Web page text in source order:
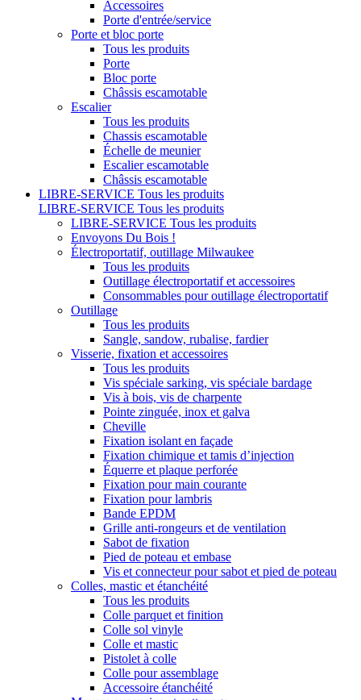
Accessoires
Porte d'entrée/service
Porte et bloc porte
Tous les produits
Porte
Bloc porte
Châssis escamotable
Escalier
Tous les produits
Chassis escamotable
Échelle de meunier
Escalier escamotable
Châssis escamotable
LIBRE-SERVICE Tous les produits
LIBRE-SERVICE Tous les produits
LIBRE-SERVICE Tous les produits
Envoyons Du Bois !
Électroportatif, outillage Milwaukee
Tous les produits
Outillage électroportatif et accessoires
Consommables pour outillage électroportatif
Outillage
Tous les produits
Sangle, sandow, rubalise, fardier
Visserie, fixation et accessoires
Tous les produits
Vis spéciale sarking, vis spéciale bardage
Vis à bois, vis de charpente
Pointe zinguée, inox et galva
Cheville
Fixation isolant en façade
Fixation chimique et tamis d’injection
Équerre et plaque perforée
Fixation pour main courante
Fixation pour lambris
Bande EPDM
Grille anti-rongeurs et de ventilation
Sabot de fixation
Pied de poteau et embase
Vis et connecteur pour sabot et pied de poteau
Colles, mastic et étanchéité
Tous les produits
Colle parquet et finition
Colle sol vinyle
Colle et mastic
Pistolet à colle
Colle pour assemblage
Accessoire étanchéité